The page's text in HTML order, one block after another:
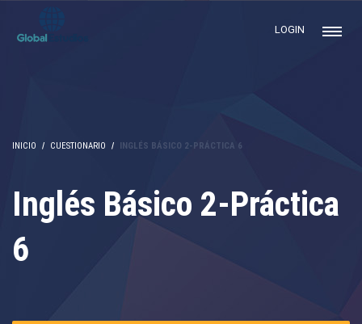
LOGIN
INICIO CUESTIONARIO INGLÉS BÁSICO 2-PRÁCTICA 6
Inglés Básico 2-Práctica
6